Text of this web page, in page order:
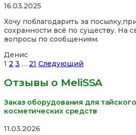
Rated
out
of
5
16.03.2025
Хочу поблагодарить за
сохранности всё по существу. На
вопросы по сообщениям.
Денис
Site
Reviews
навигация
Страница
1 Страница
2 Страница
3 … Страница
21 Следующий
Отзывы о MeliSSA
Заказ оборудования для
косметических средств
Rated
11.03.2026